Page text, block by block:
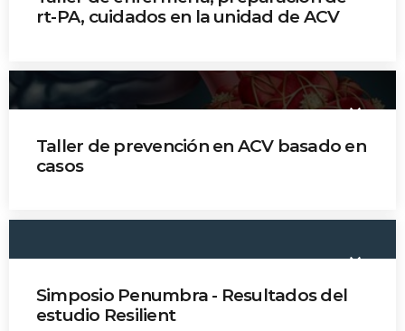
Time
rt-PA, cuidados en la unidad de ACV
Jefe Diana Castelblanco
keyboard_arrow_down
Taller de prevención en ACV basado en
casos
Dr. Jorge Celis
keyboard_arrow_down
Simposio Penumbra - Resultados del
estudio Resilient